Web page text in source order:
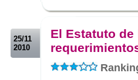
25/11
2010
El Estatuto de